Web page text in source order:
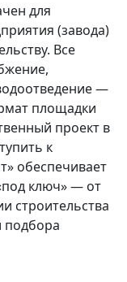
для
(завода)
Все
—
площадки
проект в
к
обеспечивает
ключ» — от
строительства
подбора